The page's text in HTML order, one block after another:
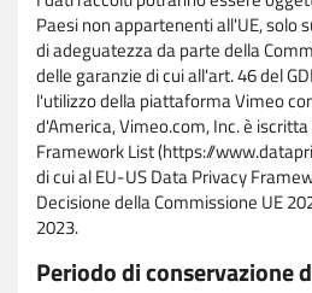
Paesi non appartenenti all'UE, solo
di adeguatezza da parte della
delle garanzie di cui all'art. 46 del
l'utilizzo della piattaforma Vimeo
d'America, Vimeo.com, Inc. è
Framework List (https://
di cui al EU-US Data Privacy
Decisione della Commissione UE
2023.
Periodo di conservazione